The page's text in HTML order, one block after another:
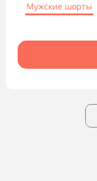
Мужские шорты